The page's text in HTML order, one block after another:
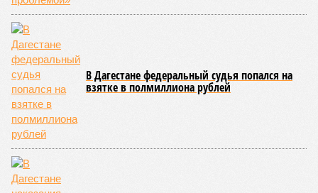
В Дагестане федеральный судья попался на
взятке в полмиллиона рублей